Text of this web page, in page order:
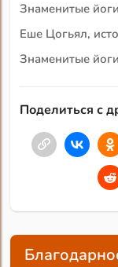
Знаменитые
Еше Цогьял,
Знаменитые
Поделиться с